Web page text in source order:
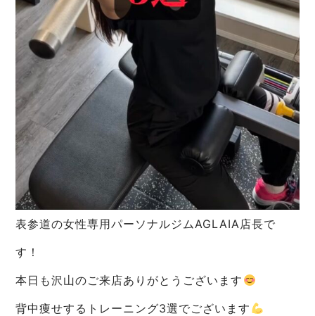
表参道の女性専用パーソナルジムAGLAIA店長で
す！
本日も沢山のご来店ありがとうございます
背中痩せするトレーニング3選でございます